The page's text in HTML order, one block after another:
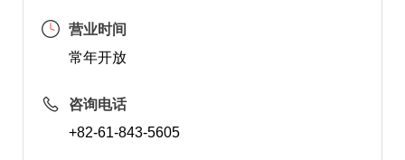
营业时间
常年开放
咨询电话
+82-61-843-5605